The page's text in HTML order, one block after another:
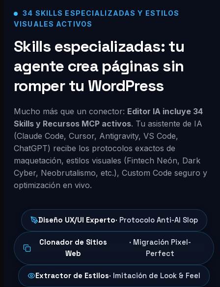
34 SKILLS ESPECIALIZADAS Y ESTILOS
VISUALES ACTIVOS
Skills especializadas: tu
agente crea páginas sin
romper tu WordPress
Mucho más que un conector: Editor IA incluye 34
Skills y Recursos MCP activos. Tu asistente de IA
(Claude Code, Cursor, Antigravity, VS Code,
ChatGPT) recibe los protocolos exactos de
maquetación, estilos visuales (Fintech Neón, Dark
Cyber, Neobrutalismo, etc.), Custom Code seguro y
optimización en vivo.
Diseño UX/UI Experto· Protocolo Anti-AI Slop
Clonador de Sitios
Web
· Migración Pixel-
Perfect
Extractor de Estilos· Imitación de Look & Feel